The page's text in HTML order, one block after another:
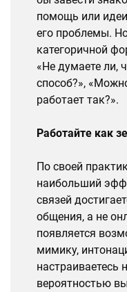
помощь или
его проблемы.
категоричной
«Не думаете ли,
способ?»,
работает так?».
Работайте как
По своей
наибольший
связей
общения, а не
появляется
мимику,
настраиваетесь
вероятностью